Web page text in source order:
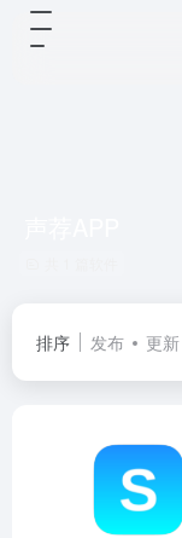
排序 发布 更新